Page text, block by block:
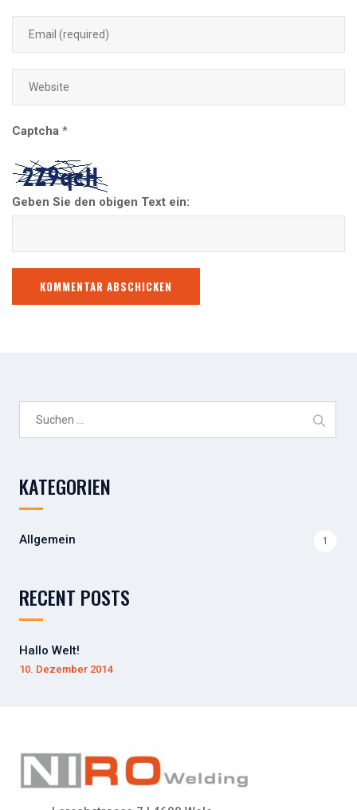
Captcha *
Geben Sie den obigen Text ein:
e
n
a
:
KATEGORIEN
Allgemein 1
RECENT POSTS
Hallo Welt!
10. Dezember 2014